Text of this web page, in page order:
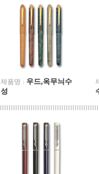
제품명 : 우드,옥무늬수
성